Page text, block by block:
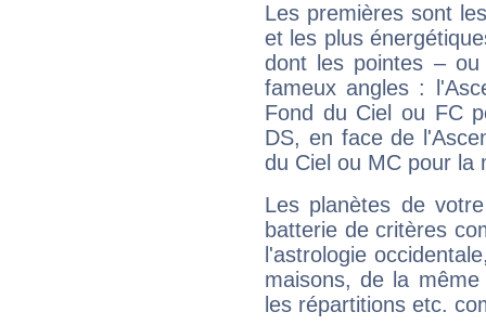
Les premières sont
et les plus
dont les pointes –
fameux angles :
Fond du Ciel ou FC
DS, en face de
du Ciel ou MC pour la
Les planètes de
batterie de critères
l'astrologie
maisons, de la
les répartitions etc.